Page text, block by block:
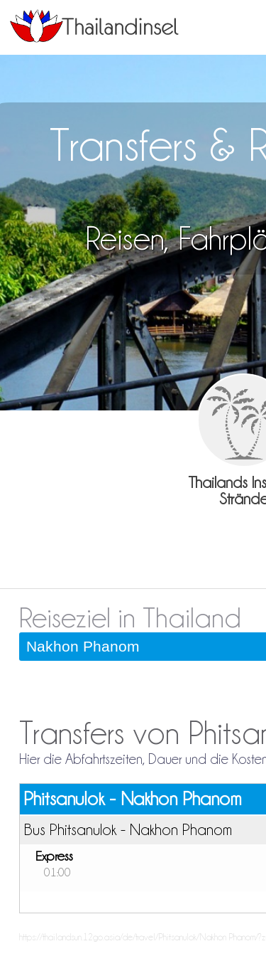
Transfers &
Reisen,
Thailands
Reiseziel in Thailand
Transfers von
Hier die Abfahrtszeiten, Dauer und die
Phitsanulok - Nakhon Phanom
Bus Phitsanulok - Nakhon Phanom
Express
01:00
https://thailandsun.12go.asia/de/travel/Phitsanulok/Nakhon Phanom/